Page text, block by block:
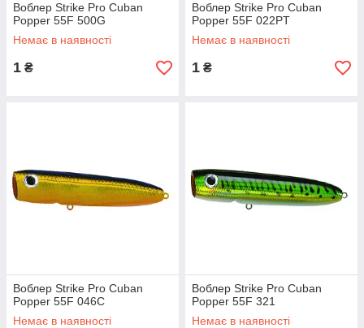
Воблер Strike Pro Cuban
Popper 55F 500G
Немає в наявності
1 ₴
Воблер Strike Pro Cuban
Popper 55F 022PT
Немає в наявності
1 ₴
Воблер Strike Pro Cuban
Popper 55F 046C
Немає в наявності
Воблер Strike Pro Cuban
Popper 55F 321
Немає в наявності